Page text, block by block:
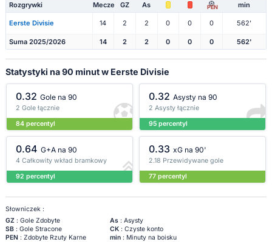
Rozgrywki Mecze GZ As PEN min
Eerste Divisie 14 2 2 0 0 0 562'
Suma 2025/2026 14 2 2 0 0 0 562'
Statystyki na 90 minut w Eerste Divisie
0.32 Gole na 90
2 Gole łącznie
84 percentyl
0.32 Asysty na 90
2 Asysty łącznie
95 percentyl
0.64 G+A na 90
4 Całkowity wkład bramkowy
92 percentyl
0.33 xG na 90'
2.18 Przewidywane gole
77 percentyl
Słowniczek :
GZ: Gole Zdobyte As: Asysty
SB: Gole Stracone CK: Czyste konto
PEN: Zdobyte Rzuty Karne min: Minuty na boisku